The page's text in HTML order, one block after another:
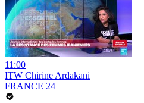
11:00
ITW Chirine Ardakani
FRANCE 24